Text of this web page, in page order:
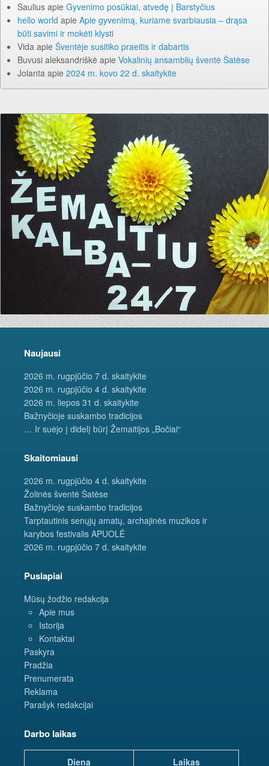
Saulius apie Gyvenimo posūkiai, atvedę į Barstyčius
hello world apie Apie gyvenimą, kuriame svarbiausia – drąsa
būti savimi ir mokėti klysti
Vida apie Šventėje susitiko praeitis ir dabartis
Buvusi aleksandriškė apie Vokalinių ansamblių šventė Šatėse
Jolanta apie 2024 m. kovo 22 d. skaitykite
Naujausi
2026 m. rugpjūčio 7 d. skaitykite
2026 m. rugpjūčio 4 d. skaitykite
2026 m. liepos 31 d. skaitykite
Bažnyčioje suskambo tradicijos
… Ir suėjo į didelį būrį Žemaitijos „Bočiai“
Skaitomiausi
2026 m. rugpjūčio 4 d. skaitykite
Žolinės šventė Šatėse
Bažnyčioje suskambo tradicijos
Tarptautinis senųjų amatų, archajinės muzikos ir
karybos festivalis APUOLĖ
2026 m. rugpjūčio 7 d. skaitykite
Puslapiai
Mūsų žodžio redakcija
Apie mus
Istorija
Kontaktai
Paskyra
Pradžia
Prenumerata
Reklama
Parašyk redakcijai
Darbo laikas
Diena Laikas